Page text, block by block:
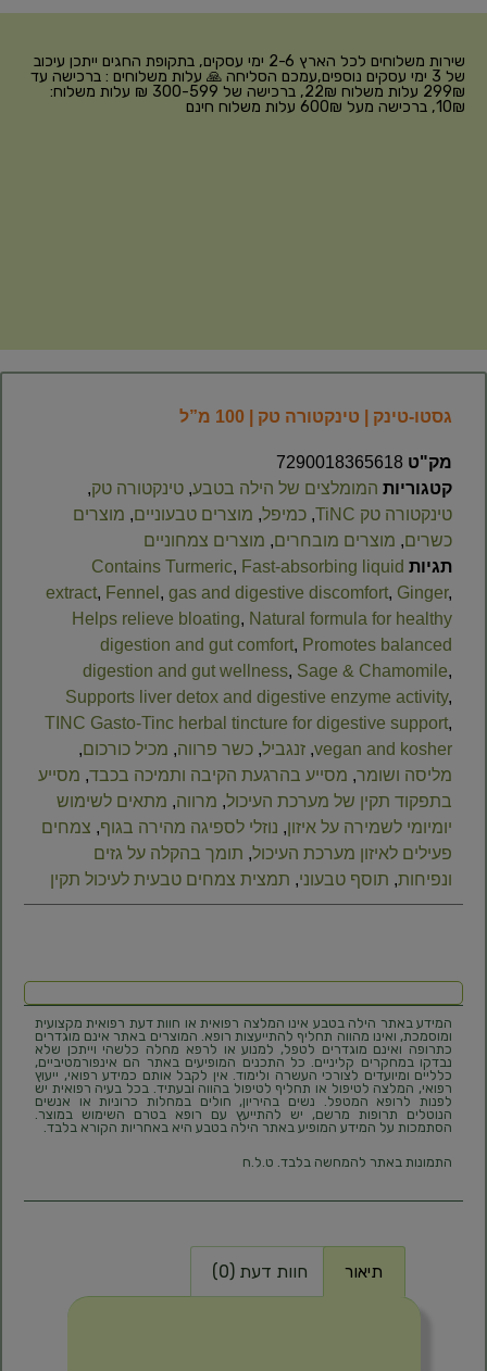
שירות משלוחים לכל הארץ 2-6 ימי עסקים, בתקופת החגים ייתכן עיכוב
של 3 ימי עסקים נוספים,עמכם הסליחה 🙏 עלות משלוחים : ברכישה עד
299₪ עלות משלוח 22₪, ברכישה של 300-599 ₪ עלות משלוח:
10₪, ברכישה מעל 600₪ עלות משלוח חינם
גסטו-טינק | טינקטורה טק | 100 מ”ל
מק"ט 7290018365618
קטגוריות המומלצים של הילה בטבע, טינקטורה טק,
טינקטורה טק TiNC
, כמיפל, מוצרים טבעוניים, מוצרים
כשרים, מוצרים מובחרים, מוצרים צמחוניים
תגיות
Contains Turmeric, Fast-absorbing liquid
extract, Fennel , gas and digestive discomfort, Ginger,
Helps relieve bloating, Natural formula for healthy
digestion and gut comfort, Promotes balanced
digestion and gut wellness, Sage & Chamomile,
Supports liver detox and digestive enzyme activity,
TINC Gasto-Tinc herbal tincture for digestive support,
vegan and kosher
, זנגביל, כשר פרווה, מכיל כורכום,
מליסה ושומר, מסייע בהרגעת הקיבה ותמיכה בכבד, מסייע
בתפקוד תקין של מערכת העיכול, מרווה, מתאים לשימוש
יומיומי לשמירה על איזון, נוזלי לספיגה מהירה בגוף, צמחים
פעילים לאיזון מערכת העיכול, תומך בהקלה על גזים
ונפיחות, תוסף טבעוני, תמצית צמחים טבעית לעיכול תקין
המידע באתר הילה בטבע אינו המלצה רפואית או חוות דעת רפואית מקצועית
ומוסמכת, ואינו מהווה תחליף להתייעצות רופא. המוצרים באתר אינם מוגדרים
כתרופה ואינם מוגדרים לטפל, למנוע או לרפא מחלה כלשהי וייתכן שלא
נבדקו במחקרים קליניים. כל התכנים המופיעים באתר הם אינפורמטיביים,
כלליים ומיועדים לצורכי העשרה ולימוד. אין לקבל אותם כמידע רפואי, ייעוץ
רפואי, המלצה לטיפול או תחליף לטיפול בהווה ובעתיד. בכל בעיה רפואית יש
לפנות לרופא המטפל. נשים בהיריון, חולים במחלות כרוניות או אנשים
הנוטלים תרופות מרשם, יש להתייעץ עם רופא בטרם השימוש במוצר.
הסתמכות על המידע המופיע באתר הילה בטבע היא באחריות הקורא בלבד.
התמונות באתר להמחשה בלבד. ט.ל.ח
תיאור חוות דעת (0)